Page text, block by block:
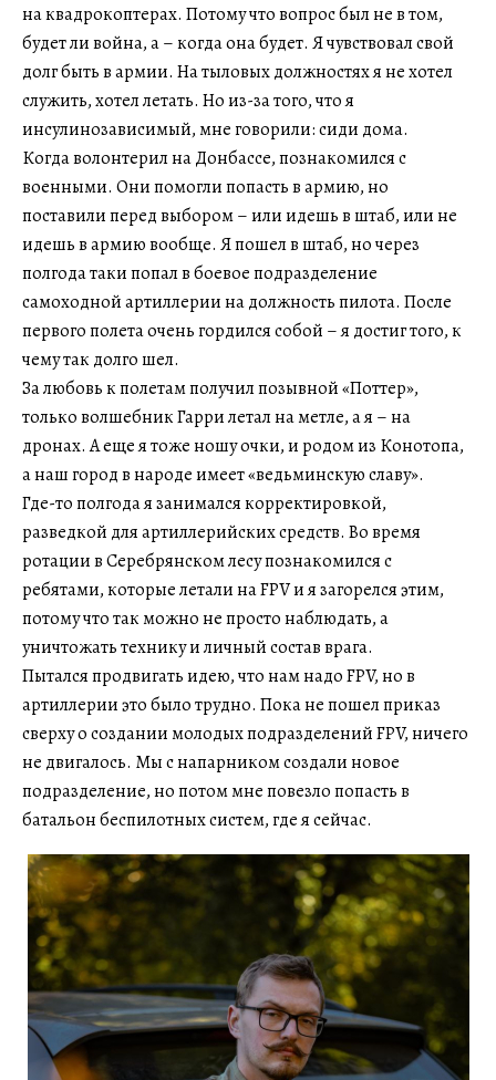
на квадрокоптерах. Потому что вопрос был не в том,
будет ли война, а – когда она будет. Я чувствовал свой
долг быть в армии. На тыловых должностях я не хотел
служить, хотел летать. Но из-за того, что я
инсулинозависимый, мне говорили: сиди дома.
Когда волонтерил на Донбассе, познакомился с
военными. Они помогли попасть в армию, но
поставили перед выбором – или идешь в штаб, или не
идешь в армию вообще. Я пошел в штаб, но через
полгода таки попал в боевое подразделение
самоходной артиллерии на должность пилота. После
первого полета очень гордился собой – я достиг того, к
чему так долго шел.
За любовь к полетам получил позывной «Поттер»,
только волшебник Гарри летал на метле, а я – на
дронах. А еще я тоже ношу очки, и родом из Конотопа,
а наш город в народе имеет «ведьминскую славу».
Где-то полгода я занимался корректировкой,
разведкой для артиллерийских средств. Во время
ротации в Серебрянском лесу познакомился с
ребятами, которые летали на FPV и я загорелся этим,
потому что так можно не просто наблюдать, а
уничтожать технику и личный состав врага.
Пытался продвигать идею, что нам надо FPV, но в
артиллерии это было трудно. Пока не пошел приказ
сверху о создании молодых подразделений FPV, ничего
не двигалось. Мы с напарником создали новое
подразделение, но потом мне повезло попасть в
батальон беспилотных систем, где я сейчас.